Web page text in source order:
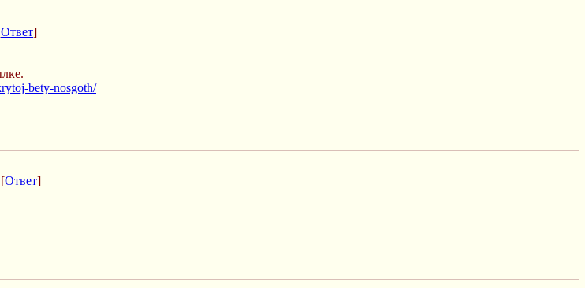
Ответ]
bety-nosgoth/
Ответ]